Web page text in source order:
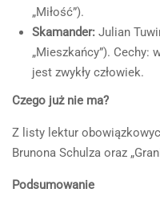
„Miłość”).
Skamander: Julian
„Mieszkańcy”). Cechy:
jest zwykły człowiek.
Czego już nie ma?
Z listy lektur
Brunona Schulza oraz
Podsumowanie